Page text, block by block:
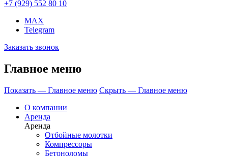
+7 (929) 552 80 10
MAX
Telegram
Заказать звонок
Главное меню
Показать — Главное меню Скрыть — Главное меню
О компании
Аренда
Аренда
Отбойные молотки
Компрессоры
Бетоноломы